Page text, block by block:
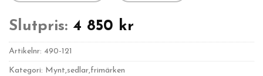
Slutpris: 4 850 kr
Artikelnr: 490-121
Kategori: Mynt,sedlar,frimärken